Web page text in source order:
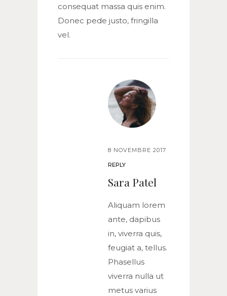
consequat massa quis enim.
Donec pede justo, fringilla
vel.
8 NOVEMBRE 2017
REPLY
Sara Patel
Aliquam lorem
ante, dapibus
in, viverra quis,
feugiat a, tellus.
Phasellus
viverra nulla ut
metus varius